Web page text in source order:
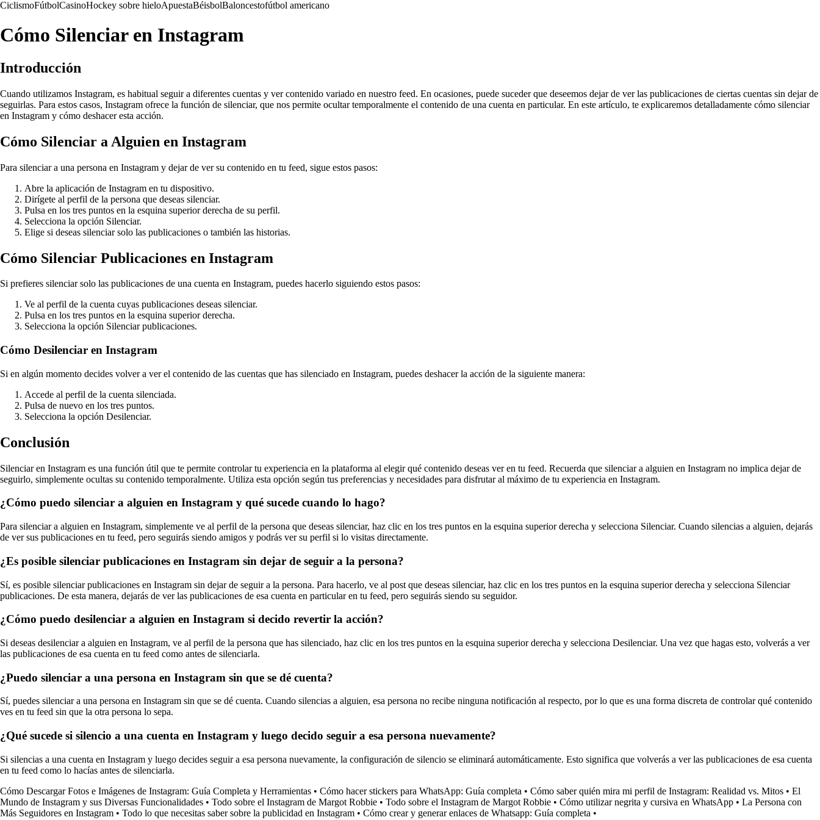
CiclismoFútbolCasinoHockey sobre hieloApuestaBéisbolBaloncestofútbol americano
Cómo Silenciar en Instagram
Introducción
Cuando utilizamos Instagram, es habitual seguir a diferentes cuentas y ver contenido variado en nuestro feed. En ocasiones, puede suceder que deseemos dejar de ver las publicaciones de ciertas cuentas sin dejar de
seguirlas. Para estos casos, Instagram ofrece la función de silenciar, que nos permite ocultar temporalmente el contenido de una cuenta en particular. En este artículo, te explicaremos detalladamente cómo silenciar
en Instagram y cómo deshacer esta acción.
Cómo Silenciar a Alguien en Instagram
Para silenciar a una persona en Instagram y dejar de ver su contenido en tu feed, sigue estos pasos:
Abre la aplicación de Instagram en tu dispositivo.
Dirígete al perfil de la persona que deseas silenciar.
Pulsa en los tres puntos en la esquina superior derecha de su perfil.
Selecciona la opción Silenciar.
Elige si deseas silenciar solo las publicaciones o también las historias.
Cómo Silenciar Publicaciones en Instagram
Si prefieres silenciar solo las publicaciones de una cuenta en Instagram, puedes hacerlo siguiendo estos pasos:
Ve al perfil de la cuenta cuyas publicaciones deseas silenciar.
Pulsa en los tres puntos en la esquina superior derecha.
Selecciona la opción Silenciar publicaciones.
Cómo Desilenciar en Instagram
Si en algún momento decides volver a ver el contenido de las cuentas que has silenciado en Instagram, puedes deshacer la acción de la siguiente manera:
Accede al perfil de la cuenta silenciada.
Pulsa de nuevo en los tres puntos.
Selecciona la opción Desilenciar.
Conclusión
Silenciar en Instagram es una función útil que te permite controlar tu experiencia en la plataforma al elegir qué contenido deseas ver en tu feed. Recuerda que silenciar a alguien en Instagram no implica dejar de
seguirlo, simplemente ocultas su contenido temporalmente. Utiliza esta opción según tus preferencias y necesidades para disfrutar al máximo de tu experiencia en Instagram.
¿Cómo puedo silenciar a alguien en Instagram y qué sucede cuando lo hago?
Para silenciar a alguien en Instagram, simplemente ve al perfil de la persona que deseas silenciar, haz clic en los tres puntos en la esquina superior derecha y selecciona Silenciar. Cuando silencias a alguien, dejarás
de ver sus publicaciones en tu feed, pero seguirás siendo amigos y podrás ver su perfil si lo visitas directamente.
¿Es posible silenciar publicaciones en Instagram sin dejar de seguir a la persona?
Sí, es posible silenciar publicaciones en Instagram sin dejar de seguir a la persona. Para hacerlo, ve al post que deseas silenciar, haz clic en los tres puntos en la esquina superior derecha y selecciona Silenciar
publicaciones. De esta manera, dejarás de ver las publicaciones de esa cuenta en particular en tu feed, pero seguirás siendo su seguidor.
¿Cómo puedo desilenciar a alguien en Instagram si decido revertir la acción?
Si deseas desilenciar a alguien en Instagram, ve al perfil de la persona que has silenciado, haz clic en los tres puntos en la esquina superior derecha y selecciona Desilenciar. Una vez que hagas esto, volverás a ver
las publicaciones de esa cuenta en tu feed como antes de silenciarla.
¿Puedo silenciar a una persona en Instagram sin que se dé cuenta?
Sí, puedes silenciar a una persona en Instagram sin que se dé cuenta. Cuando silencias a alguien, esa persona no recibe ninguna notificación al respecto, por lo que es una forma discreta de controlar qué contenido
ves en tu feed sin que la otra persona lo sepa.
¿Qué sucede si silencio a una cuenta en Instagram y luego decido seguir a esa persona nuevamente?
Si silencias a una cuenta en Instagram y luego decides seguir a esa persona nuevamente, la configuración de silencio se eliminará automáticamente. Esto significa que volverás a ver las publicaciones de esa cuenta
en tu feed como lo hacías antes de silenciarla.
Cómo Descargar Fotos e Imágenes de Instagram: Guía Completa y Herramientas • Cómo hacer stickers para WhatsApp: Guía completa • Cómo saber quién mira mi perfil de Instagram: Realidad vs. Mitos • El
Mundo de Instagram y sus Diversas Funcionalidades • Todo sobre el Instagram de Margot Robbie • Todo sobre el Instagram de Margot Robbie • Cómo utilizar negrita y cursiva en WhatsApp • La Persona con
Más Seguidores en Instagram • Todo lo que necesitas saber sobre la publicidad en Instagram • Cómo crear y generar enlaces de Whatsapp: Guía completa •